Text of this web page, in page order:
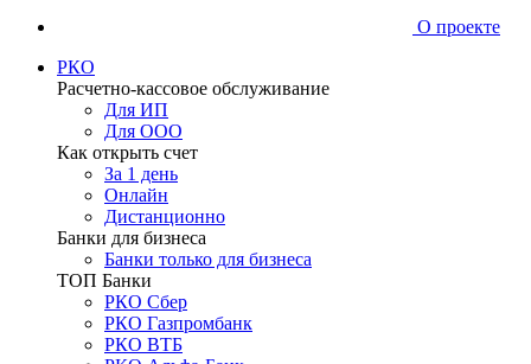
О проекте
РКО
Расчетно-кассовое обслуживание
Для ИП
Для ООО
Как открыть счет
За 1 день
Онлайн
Дистанционно
Банки для бизнеса
Банки только для бизнеса
ТОП Банки
РКО Сбер
РКО Газпромбанк
РКО ВТБ